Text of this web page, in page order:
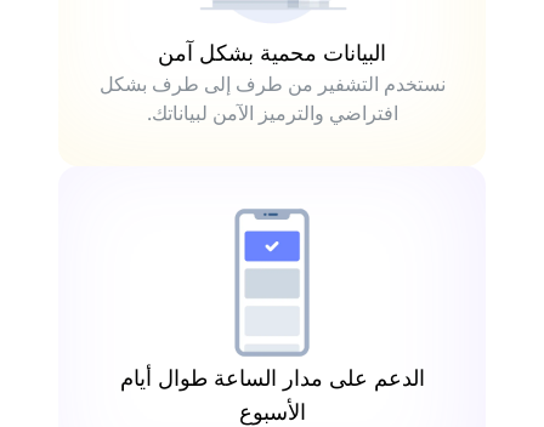
البيانات محمية بشكل آمن
نستخدم التشفير من طرف إلى طرف بشكل
افتراضي والترميز الآمن لبياناتك.
الدعم على مدار الساعة طوال أيام
الأسبوع